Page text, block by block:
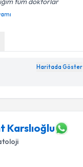
Haritada Göster
Karslıoğlu